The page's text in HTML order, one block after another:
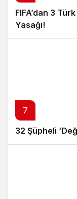
FIFA’dan 3
Yasağı!
7
32 Şüpheli